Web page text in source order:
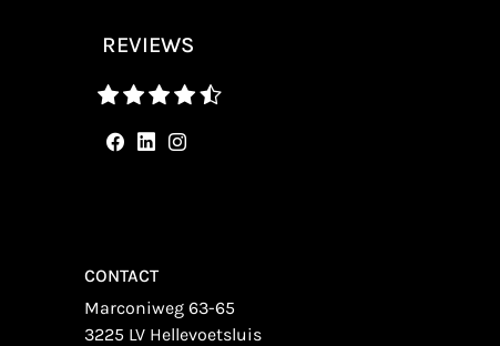
REVIEWS
CONTACT
Marconiweg 63-65
3225 LV Hellevoetsluis